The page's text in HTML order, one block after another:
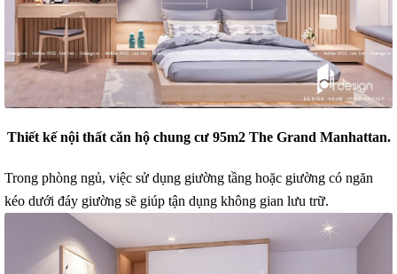
Thiết kế nội thất căn hộ chung cư 95m2 The Grand Manhattan.
Trong phòng ngủ, việc sử dụng giường tầng hoặc giường có ngăn
kéo dưới đáy giường sẽ giúp tận dụng không gian lưu trữ.